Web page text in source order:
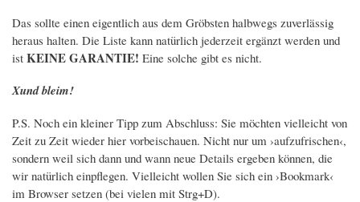
Das sollte einen eigentlich aus dem Gröbsten halbwegs zuverlässig
heraus halten. Die Liste kann natürlich jederzeit ergänzt werden und
ist KEINE GARANTIE! Eine solche gibt es nicht.
Xund bleim!
P.S. Noch ein kleiner Tipp zum Abschluss: Sie möchten vielleicht von
Zeit zu Zeit wieder hier vorbeischauen. Nicht nur um ›aufzufrischen‹,
sondern weil sich dann und wann neue Details ergeben können, die
wir natürlich einpflegen. Vielleicht wollen Sie sich ein ›Bookmark‹
im Browser setzen (bei vielen mit Strg+D).